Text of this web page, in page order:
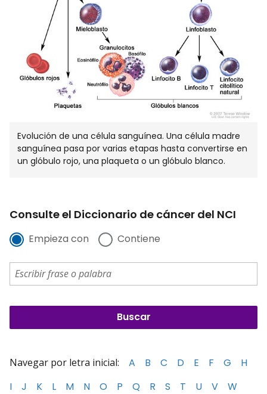
Evolución de una célula sanguínea. Una célula madre
sanguínea pasa por varias etapas hasta convertirse en
un glóbulo rojo, una plaqueta o un glóbulo blanco.
Consulte el Diccionario de cáncer del NCI
Empieza con Contiene
Navegar por letra inicial: A B C D E F G
H
I
J K L M N O P Q R S T U V
W